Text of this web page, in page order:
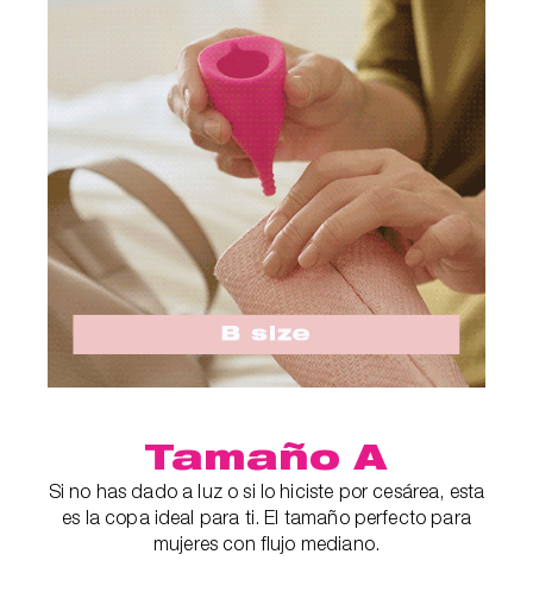
Tamaño A
Si no has dado a luz o si lo hiciste por cesárea, esta
es la copa ideal para ti. El tamaño perfecto para
mujeres con flujo mediano.